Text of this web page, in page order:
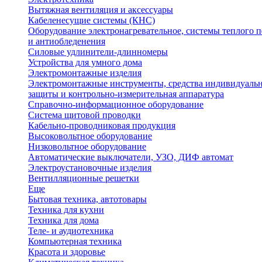
Вытяжная вентиляция и аксессуары
Кабеленесущие системы (КНС)
Оборудование электронагревательное, системы теплого
и антиобледенения
Силовые удлинители-длинномеры
Устройства для умного дома
Электромонтажные изделия
Электромонтажные инструменты, средства
защиты и контрольно-измерительная аппаратура
Справочно-информационное оборудование
Система щитовой проводки
Кабельно-проводниковая продукция
Высоковольтное оборудование
Низковольтное оборудование
Автоматические выключатели, УЗО, ДИФ автомат
Электроустановочные изделия
Вентилляционные решетки
Еще
Бытовая техника, автотовары
Техника для кухни
Техника для дома
Теле- и аудиотехника
Компьютерная техника
Красота и здоровье